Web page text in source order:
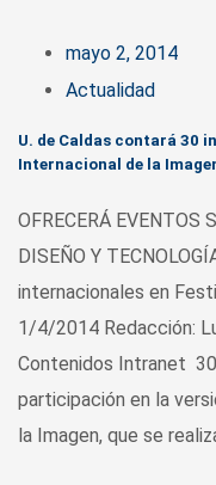
mayo 2, 2014
Actualidad
U. de Caldas contará 30
Internacional de la
OFRECERÁ EVENTOS
DISEÑO Y
internacionales en
1/4/2014 Redacción:
Contenidos Intranet
participación en la
la Imagen, que se